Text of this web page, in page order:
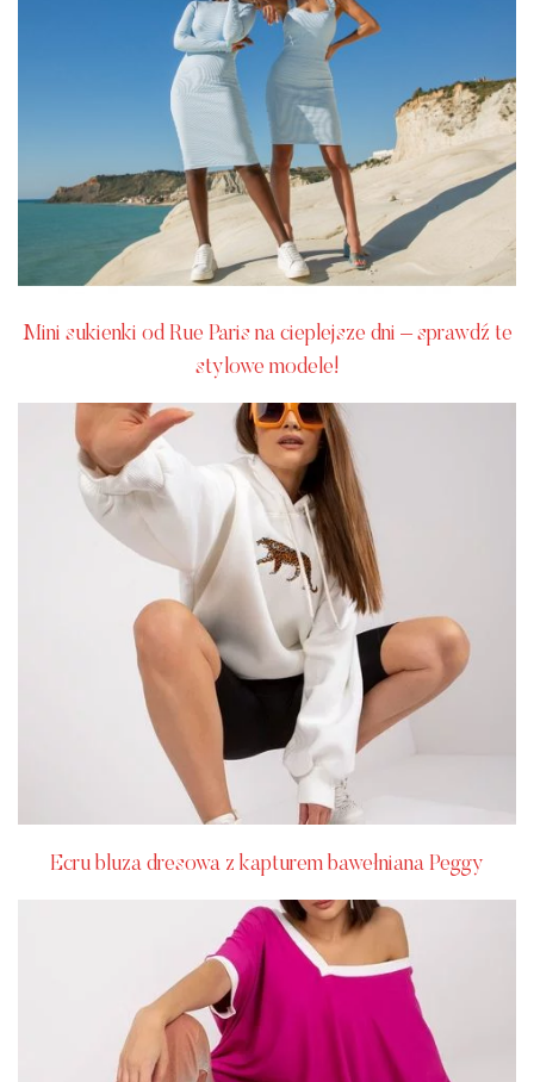
Mini sukienki od Rue Paris na cieplejsze dni – sprawdź te
stylowe modele!
Ecru bluza dresowa z kapturem bawełniana Peggy